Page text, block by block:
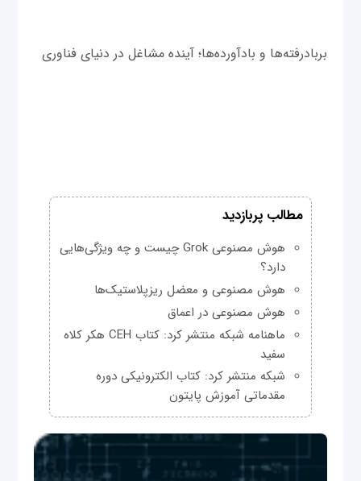
بربادرفته‌ها و بادآورده‌ها؛ آینده مشاغل در دنیای فناوری
مطالب پربازدید
هوش مصنوعی Grok چیست و چه ویژگی‌هایی
دارد؟
هوش مصنوعی و معضل ریزپلاستیک‌ها
هوش مصنوعی در اعماق
ماهنامه شبکه منتشر کرد: کتاب CEH هکر کلاه
سفید
شبکه منتشر کرد: کتاب الکترونیکی دوره
مقدماتی آموزش پایتون